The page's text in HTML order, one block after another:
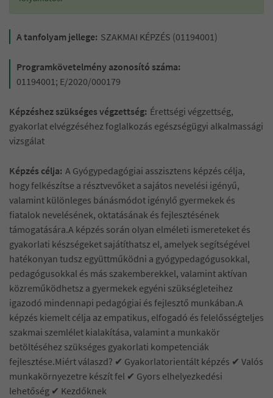
A tanfolyam jellege: SZAKMAI KÉPZÉS (01194001)
Programkövetelmény azonosító száma:
01194001; E/2020/000179
Képzéshez szükséges végzettség: Érettségi végzettség,
gyakorlat elvégzéséhez foglalkozás egészségügyi alkalmassági
vizsgálat
Képzés célja: A Gyógypedagógiai asszisztens képzés célja,
hogy felkészítse a résztvevőket a sajátos nevelési igényű,
valamint különleges bánásmódot igénylő gyermekek és
fiatalok nevelésének, oktatásának és fejlesztésének
támogatására.A képzés során olyan elméleti ismereteket és
gyakorlati készségeket sajátíthatsz el, amelyek segítségével
hatékonyan tudsz együttműködni a gyógypedagógusokkal,
pedagógusokkal és más szakemberekkel, valamint aktívan
közreműködhetsz a gyermekek egyéni szükségleteihez
igazodó mindennapi pedagógiai és fejlesztő munkában.A
képzés kiemelt célja az empatikus, elfogadó és felelősségteljes
szakmai szemlélet kialakítása, valamint a munkakör
betöltéséhez szükséges gyakorlati kompetenciák
fejlesztése.Miért válaszd? ✔ Gyakorlatorientált képzés ✔ Valós
munkakörnyezetre készít fel ✔ Gyors elhelyezkedési
lehetőség ✔ Kezdőknek